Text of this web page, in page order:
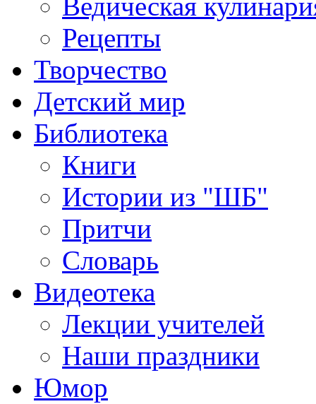
Ведическая
Рецепты
Творчество
Детский мир
Библиотека
Книги
Истории из "ШБ"
Притчи
Словарь
Видеотека
Лекции учителей
Наши праздники
Юмор